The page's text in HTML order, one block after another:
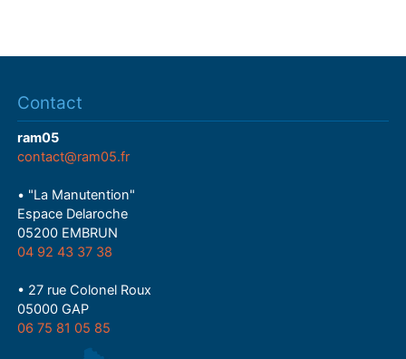
Contact
ram05
contact@ram05.fr
• "La Manutention"
Espace Delaroche
05200 EMBRUN
04 92 43 37 38
• 27 rue Colonel Roux
05000 GAP
06 75 81 05 85